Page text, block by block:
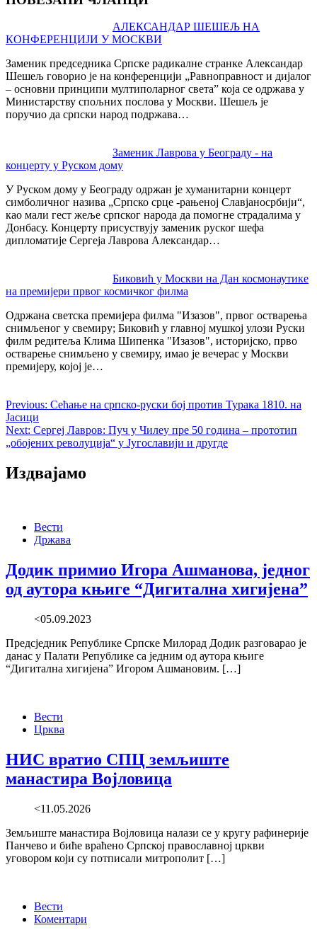
АЛЕКСАНДАР ШЕШЕЉ НА
КОНФЕРЕНЦИЈИ У МОСКВИ
Заменик председника Српске радикалне странке Александар
Шешељ говорио је на конференцији „Равноправност и дијалог
– основни принципи мултиполарног света” која се одржава у
Министарству спољних послова у Москви. Шешељ је
поручио да српски народ подржава…
Заменик Лаврова у Београду - на
концерту у Руском дому
У Руском дому у Београду одржан је хуманитарни концерт
симболичног назива „Српско срце -рањеној Славјаносрбији“,
као мали гест жеље српског народа да помогне страдалима у
Донбасу. Концерту присуствују заменик руског шефа
дипломатије Сергеја Лаврова Александар…
Биковић у Москви на Дан космонаутике
на премијери првог космичког филма
Одржана светска премијера филма "Изазов", првог остварења
снимљеног у свемиру; Биковић у главној мушкој улози Руски
филм редитеља Клима Шипенка "Изазов", историјско, прво
остварење снимљено у свемиру, имао је вечерас у Москви
премијеру, којој је…
navigation
Previous: Сећање на српско-руски бој против Турака 1810. на
Јасици
Next: Сергеј Лавров: Пуч у Чилеу пре 50 година – прототип
„обојених револуција“ у Југославији и другде
Издвајамо
Вести
Држава
Додик примио Игора Ашманова, једног
од аутора књиге “Дигитална хигијена”
<05.09.2023
Предсједник Републике Српске Милорад Додик разговарао је
данас у Палати Републике са једним од аутора књиге
“Дигитална хигијена” Игором Ашмановим. […]
Вести
Црква
НИС вратио СПЦ земљиште
манастира Војловица
<11.05.2026
Земљиште манастира Војловица налази се у кругу рафинерије
Панчево и биће враћено Српској православној цркви
уговором који су потписали митрополит […]
Вести
Коментари